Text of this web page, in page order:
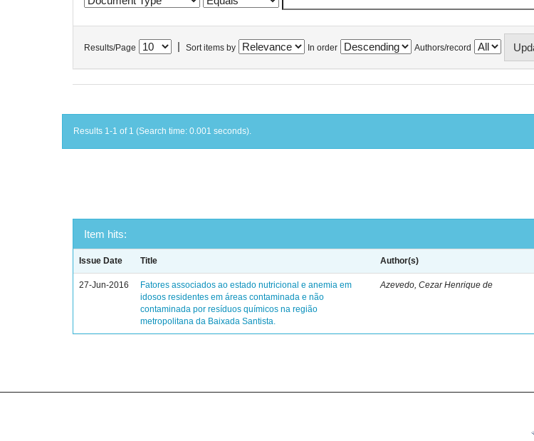
Results/Page Sort items by In order Authors/record
Results 1-1 of 1 (Search time: 0.001 seconds).
Item hits:
Issue Date Title Author(s)
27-Jun-2016
Fatores associados ao estado nutricional e anemia em
idosos residentes em áreas contaminada e não
contaminada por resíduos químicos na região
metropolitana da Baixada Santista.
Azevedo, Cezar Henrique de